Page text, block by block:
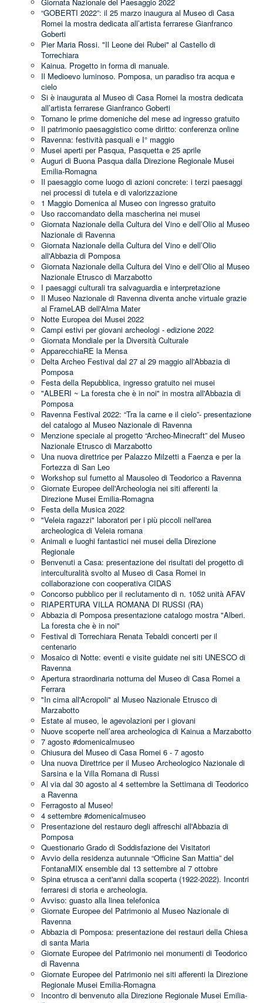
“GOBERTI 2022”: il 25 marzo inaugura al Museo di Casa
Romei la mostra dedicata all’artista ferrarese Gianfranco
Goberti
Pier Maria Rossi. "Il Leone dei Rubei" al Castello di
Torrechiara
Kainua. Progetto in forma di manuale.
Il Medioevo luminoso. Pomposa, un paradiso tra acqua e
cielo
Si è inaugurata al Museo di Casa Romei la mostra dedicata
all’artista ferrarese Gianfranco Goberti
Tornano le prime domeniche del mese ad ingresso gratuito
Il patrimonio paesaggistico come diritto: conferenza online
Ravenna: festività pasquali e I° maggio
Musei aperti per Pasqua, Pasquetta e 25 aprile
Auguri di Buona Pasqua dalla Direzione Regionale Musei
Emilia-Romagna
Il paesaggio come luogo di azioni concrete: i terzi paesaggi
nei processi di tutela e di valorizzazione
1 Maggio Domenica al Museo con ingresso gratuito
Uso raccomandato della mascherina nei musei
Giornata Nazionale della Cultura del Vino e dell’Olio al Museo
Nazionale di Ravenna
Giornata Nazionale della Cultura del Vino e dell’Olio
all'Abbazia di Pomposa
Giornata Nazionale della Cultura del Vino e dell’Olio al Museo
Nazionale Etrusco di Marzabotto
I paesaggi culturali tra salvaguardia e interpretazione
Il Museo Nazionale di Ravenna diventa anche virtuale grazie
al FrameLAB dell'Alma Mater
Notte Europea dei Musei 2022
Campi estivi per giovani archeologi - edizione 2022
Giornata Mondiale per la Diversità Culturale
ApparecchiaRE la Mensa
Delta Archeo Festival dal 27 al 29 maggio all'Abbazia di
Pomposa
Festa della Repubblica, ingresso gratuito nei musei
"ALBERI ~ La foresta che è in noi" in mostra all'Abbazia di
Pomposa
Ravenna Festival 2022: “Tra la carne e il cielo”- presentazione
del catalogo al Museo Nazionale di Ravenna
Menzione speciale al progetto “Archeo-Minecraft” del Museo
Nazionale Etrusco di Marzabotto
Una nuova direttrice per Palazzo Milzetti a Faenza e per la
Fortezza di San Leo
Workshop sul fumetto al Mausoleo di Teodorico a Ravenna
Giornate Europee dell'Archeologia nei siti afferenti la
Direzione Musei Emilia-Romagna
Festa della Musica 2022
"Veleia ragazzi" laboratori per i più piccoli nell'area
archeologica di Veleia romana
Animali e luoghi fantastici nei musei della Direzione
Regionale
Benvenuti a Casa: presentazione dei risultati del progetto di
interculturalità svolto al Museo di Casa Romei in
collaborazione con cooperativa CIDAS
Concorso pubblico per il reclutamento di n. 1052 unità AFAV
RIAPERTURA VILLA ROMANA DI RUSSI (RA)
Abbazia di Pomposa presentazione catalogo mostra "Alberi.
La foresta che è in noi"
Festival di Torrechiara Renata Tebaldi concerti per il
centenario
Mosaico di Notte: eventi e visite guidate nei siti UNESCO di
Ravenna
Apertura straordinaria notturna del Museo di Casa Romei a
Ferrara
"In cima all'Acropoli" al Museo Nazionale Etrusco di
Marzabotto
Estate al museo, le agevolazioni per i giovani
Nuove scoperte nell’area archeologica di Kainua a Marzabotto
7 agosto #domenicalmuseo
Chiusura del Museo di Casa Romei 6 - 7 agosto
Una nuova Direttrice per il Museo Archeologico Nazionale di
Sarsina e la Villa Romana di Russi
Al via dal 30 agosto al 4 settembre la Settimana di Teodorico
a Ravenna
Ferragosto al Museo!
4 settembre #domenicalmuseo
Presentazione del restauro degli affreschi all'Abbazia di
Pomposa
Questionario Grado di Soddisfazione dei Visitatori
Avvio della residenza autunnale “Officine San Mattia” del
FontanaMIX ensemble dal 13 settembre al 7 ottobre
Spina etrusca a cent'anni dalla scoperta (1922-2022). Incontri
ferraresi di storia e archeologia.
Avviso: guasto alla linea telefonica
Giornate Europee del Patrimonio al Museo Nazionale di
Ravenna
Abbazia di Pomposa: presentazione dei restauri della Chiesa
di santa Maria
Giornate Europee del Patrimonio nei monumenti di Teodorico
di Ravenna
Giornate Europee del Patrimonio nei siti afferenti la Direzione
Regionale Musei Emilia-Romagna
Incontro di benvenuto alla Direzione Regionale Musei Emilia-